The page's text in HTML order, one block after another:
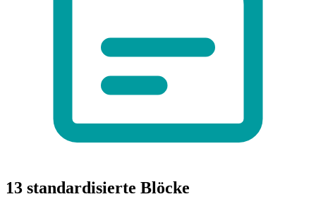
13 standardisierte Blöcke